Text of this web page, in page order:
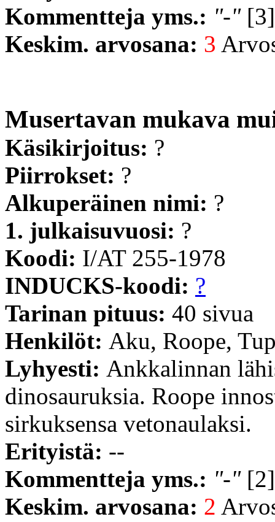
Kommentteja yms.: "-"
Keskim. arvosana: 3
Musertavan mukava
Käsikirjoitus: ?
Piirrokset: ?
Alkuperäinen nimi: ?
1. julkaisuvuosi: ?
Koodi: I/AT 255-1978
INDUCKS-koodi: ?
Tarinan pituus: 40 sivua
Henkilöt: Aku, Roope,
Lyhyesti: Ankkalinnan
dinosauruksia. Roope
sirkuksensa vetonaulaksi.
Erityistä: --
Kommentteja yms.: "-"
Keskim. arvosana: 2